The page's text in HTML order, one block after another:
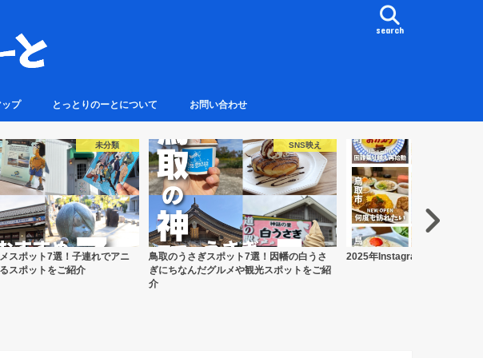
search
プ とっとりのーとについて お問い合わせ
SNS映え
スポット7選！因幡の白うさ
グルメや観光スポットをご紹
おでかけ・観光
2025年Instagram人気記事TOP9
鳥取で海鮮丼・海鮮料理が満